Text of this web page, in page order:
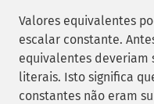
Valores equivalentes
escalar constante.
equivalentes deveriam
literais. Isto significa
constantes não eram